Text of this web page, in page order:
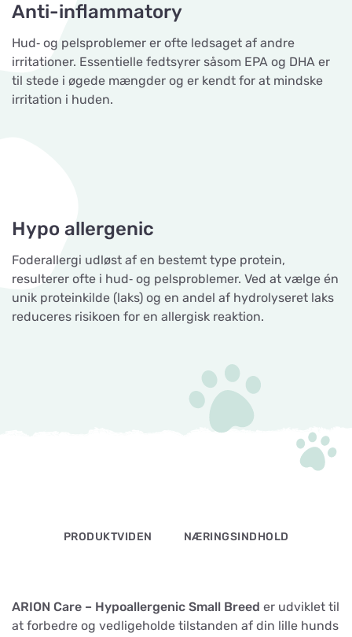
Anti-inflammatory
Hud‐ og pelsproblemer er ofte ledsaget af andre
irritationer. Essentielle fedtsyrer såsom EPA og DHA er
til stede i øgede mængder og er kendt for at mindske
irritation i huden.
Hypo allergenic
Foderallergi udløst af en bestemt type protein,
resulterer ofte i hud‐ og pelsproblemer. Ved at vælge én
unik proteinkilde (laks) og en andel af hydrolyseret laks
reduceres risikoen for en allergisk reaktion.
PRODUKTVIDEN NÆRINGSINDHOLD
ARION Care – Hypoallergenic Small Breed er udviklet til
at forbedre og vedligeholde tilstanden af din lille hunds